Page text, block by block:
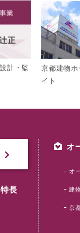
計・監
京都建物
イト
長
オ
オ
建
京